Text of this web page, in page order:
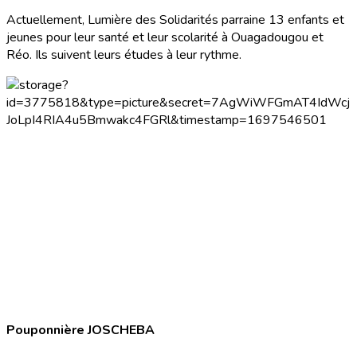
Actuellement, Lumière des Solidarités parraine 13 enfants et
jeunes pour leur santé et leur scolarité à Ouagadougou et
Réo. Ils suivent leurs études à leur rythme.
Pouponnière JOSCHEBA